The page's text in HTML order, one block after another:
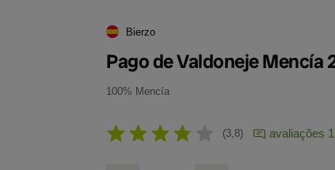
Bierzo
Pago de Valdoneje Mencía
100% Mencía
3,8 avaliações